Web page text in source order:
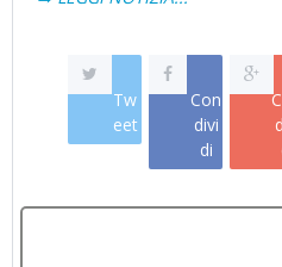
Tw
eet
Con
divi
di